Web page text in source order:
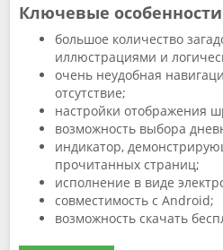
Ключевые особенности
большое количество
иллюстрациями и
очень неудобная
отсутствие;
настройки отображения
возможность выбора
индикатор,
прочитанных страниц;
исполнение в виде
совместимость с Android;
возможность скачать